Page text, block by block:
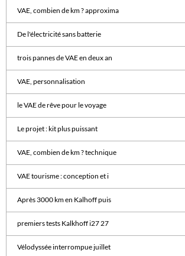
VAE, combien de km ? approxima
De l'électricité sans batterie
trois pannes de VAE en deux an
VAE, personnalisation
le VAE de rêve pour le voyage
Le projet : kit plus puissant
VAE, combien de km ? technique
VAE tourisme : conception et i
Après 3000 km en Kalhoff puis
premiers tests Kalkhoff i27 27
Vélodyssée interrompue juillet